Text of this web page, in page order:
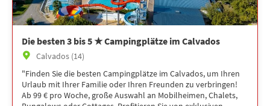
Die besten 3 bis 5 ★ Campingplätze im Calvados
Calvados (14)
"Finden Sie die besten Campingplätze im Calvados, um Ihren
Urlaub mit Ihrer Familie oder Ihren Freunden zu verbringen!
Ab 99 € pro Woche, große Auswahl an Mobilheimen, Chalets,